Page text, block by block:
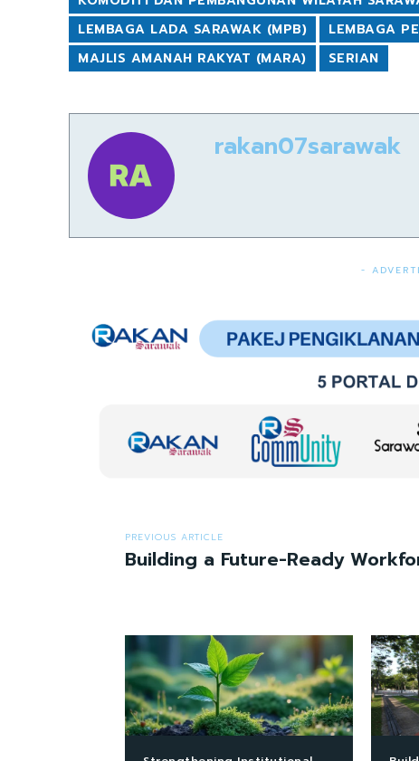
LEMBAGA LADA SARAWAK (MPB)
LEMBAGA
MAJLIS AMANAH RAKYAT (MARA)
SERIAN
rakan07sarawak
-
PREVIOUS ARTICLE
Building a Future-Ready